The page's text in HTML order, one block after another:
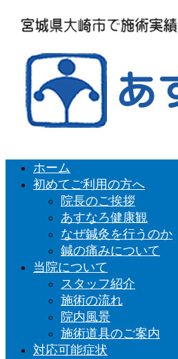
ホーム
初めてご利用の方へ
院長のご挨拶
あすなろ健康観
なぜ鍼灸を行うのか
鍼の痛みについて
当院について
スタッフ紹介
施術の流れ
院内風景
施術道具のご案内
対応可能症状